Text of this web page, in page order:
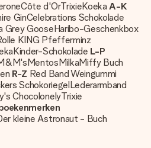
Côte d'OrTrixieKoeka A-K
GinCelebrations Schokolade
Grey GooseHaribo-Geschenkbox
KING Pfefferminz
Kinder-Schokolade L-P
MentosMilkaMiffy Buch
R-Z Red Band Weingummi
SchokoriegelLederarmband
ChocolonelyTrixie
kleine Astronaut - Buch